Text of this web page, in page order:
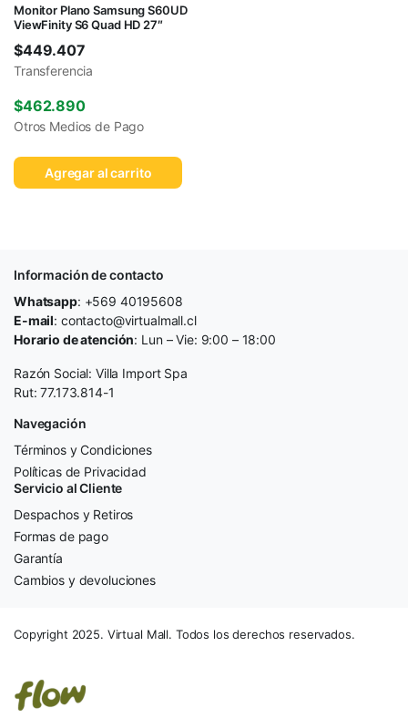
Monitor Plano Samsung S60UD
ViewFinity S6 Quad HD 27″
$449.407
Transferencia
$462.890
Otros Medios de Pago
Agregar al carrito
Información de contacto
Whatsapp: +569 40195608
E-mail: contacto@virtualmall.cl
Horario de atención: Lun – Vie: 9:00 – 18:00
Razón Social: Villa Import Spa
Rut: 77.173.814-1
Navegación
Términos y Condiciones
Políticas de Privacidad
Servicio al Cliente
Despachos y Retiros
Formas de pago
Garantía
Cambios y devoluciones
Copyright 2025. Virtual Mall. Todos los derechos reservados.